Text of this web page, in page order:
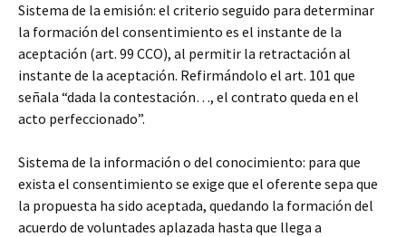
Sistema de la emisión: el criterio seguido para determinar
la formación del consentimiento es el instante de la
aceptación (art. 99 CCO), al permitir la retractación al
instante de la aceptación. Refirmándolo el art. 101 que
señala “dada la contestación…, el contrato queda en el
acto perfeccionado”.
Sistema de la información o del conocimiento: para que
exista el consentimiento se exige que el oferente sepa que
la propuesta ha sido aceptada, quedando la formación del
acuerdo de voluntades aplazada hasta que llega a